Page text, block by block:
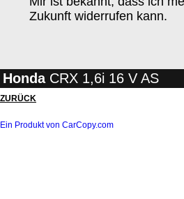
Zukunft widerrufen kann.
HondaCRX 1,6i 16 V AS
ZURÜCK
Ein Produkt von CarCopy.com